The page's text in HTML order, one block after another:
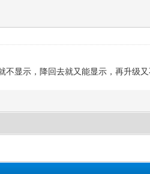
显示，降回去就又能显示，再升级又